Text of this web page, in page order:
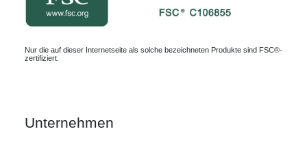
Nur die auf dieser Internetseite als solche bezeichneten Produkte sind FSC®-
zertifiziert.
Unternehmen